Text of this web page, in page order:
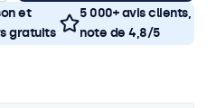
et
gratuits
5 000+ avis clients,
note de 4,8/5